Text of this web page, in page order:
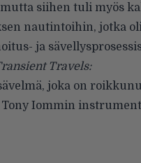
siihen tuli myös
nautintoihin, jotka
ja
Travels:
joka on
Iommin